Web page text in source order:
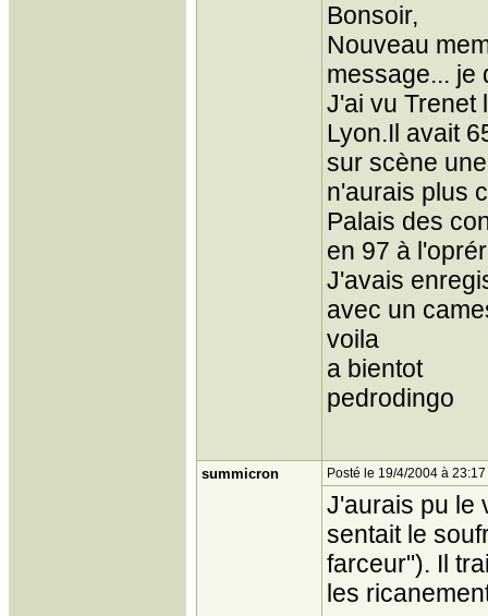
Bonsoir,
Nouveau
message... je
J'ai vu Trenet
Lyon.Il avait
sur scène
n'aurais plus
Palais des
en 97 à
J'avais
avec un
voila
a bientot
pedrodingo
summicron Posté le 19/4/2004 à 23:17
J'aurais pu le
sentait le
farceur"). Il
les